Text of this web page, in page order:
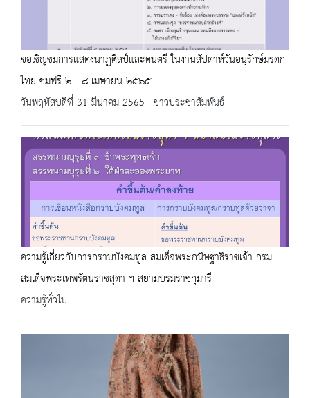
ขอเชิญชมการแสดงนาฏศิลป์และดนตรี ในงานสัปดาห์วันอนุรักษ์มรดก
ไทย ชมฟรี ๒ - ๘ เมษายน ๒๕๖๕
วันพฤหัสบดีที่ 31 มีนาคม 2565 | ข่าวประชาสัมพันธ์
ความรู้เกี่ยวกับการกราบบังคมทูล สมเด็จพระกนิษฐาธิราชเจ้า กรม
สมเด็จพระเทพรัตนราชสุดา ฯ สยามบรมราชกุมารี
ความรู้ทั่วไป